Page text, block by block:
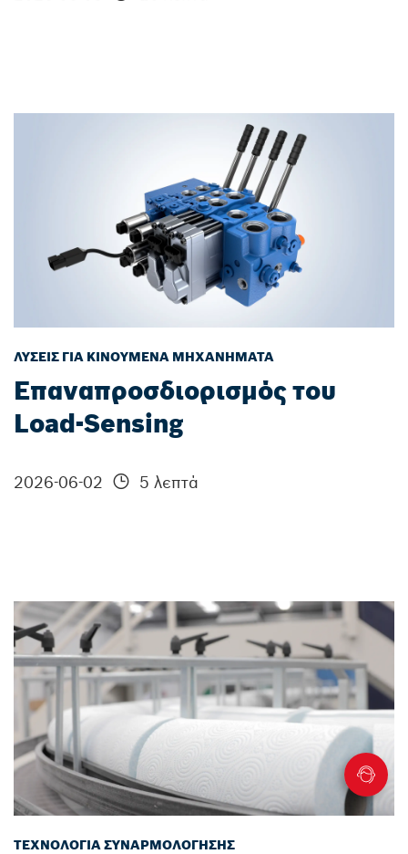
ΛΎΣΕΙΣ ΓΙΑ ΚΙΝΟΎΜΕΝΑ ΜΗΧΑΝΉΜΑΤΑ
Επαναπροσδιορισμός του
Load-Sensing
2026-06-02 5 λεπτά
ΤΕΧΝΟΛΟΓΊΑ ΣΥΝΑΡΜΟΛΌΓΗΣΗΣ